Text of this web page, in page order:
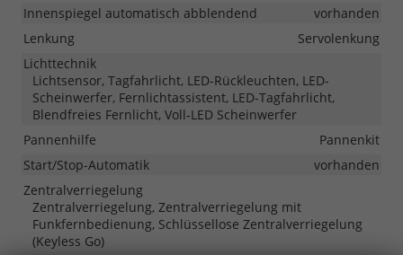
Innenspiegel automatisch abblendend
vorhanden
Lenkung
Servolenkung
Lichttechnik
Lichtsensor, Tagfahrlicht, LED-Rückleuchten, LED-
Scheinwerfer, Fernlichtassistent, LED-Tagfahrlicht,
Blendfreies Fernlicht, Voll-LED Scheinwerfer
Pannenhilfe
Pannenkit
Start/Stop-Automatik
vorhanden
Zentralverriegelung
Zentralverriegelung, Zentralverriegelung mit
Funkfernbedienung, Schlüssellose Zentralverriegelung
(Keyless Go)